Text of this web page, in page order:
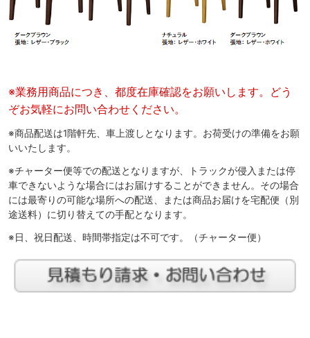
※業務用商品につき、都度在庫確認をお願いします。どう
ぞお気軽にお問い合わせください。
※商品配送は1階軒先、車上渡しとなります。お荷受けの準備をお願
いいたします。
※チャーター便等での配送となりますが、トラックが侵入または停
車できないような場合にはお届けすることができません。その場合
には最寄りの可能な場所への配送、または商品お届けを宅配便（別
途送料）に切り替えての手配となります。
※日、祝日配送、時間帯指定は不可です。（チャーター便）